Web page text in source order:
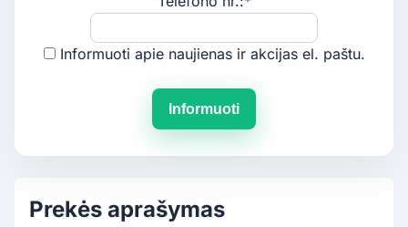
Informuoti apie naujienas ir akcijas el. paštu.
Informuoti
Prekės aprašymas